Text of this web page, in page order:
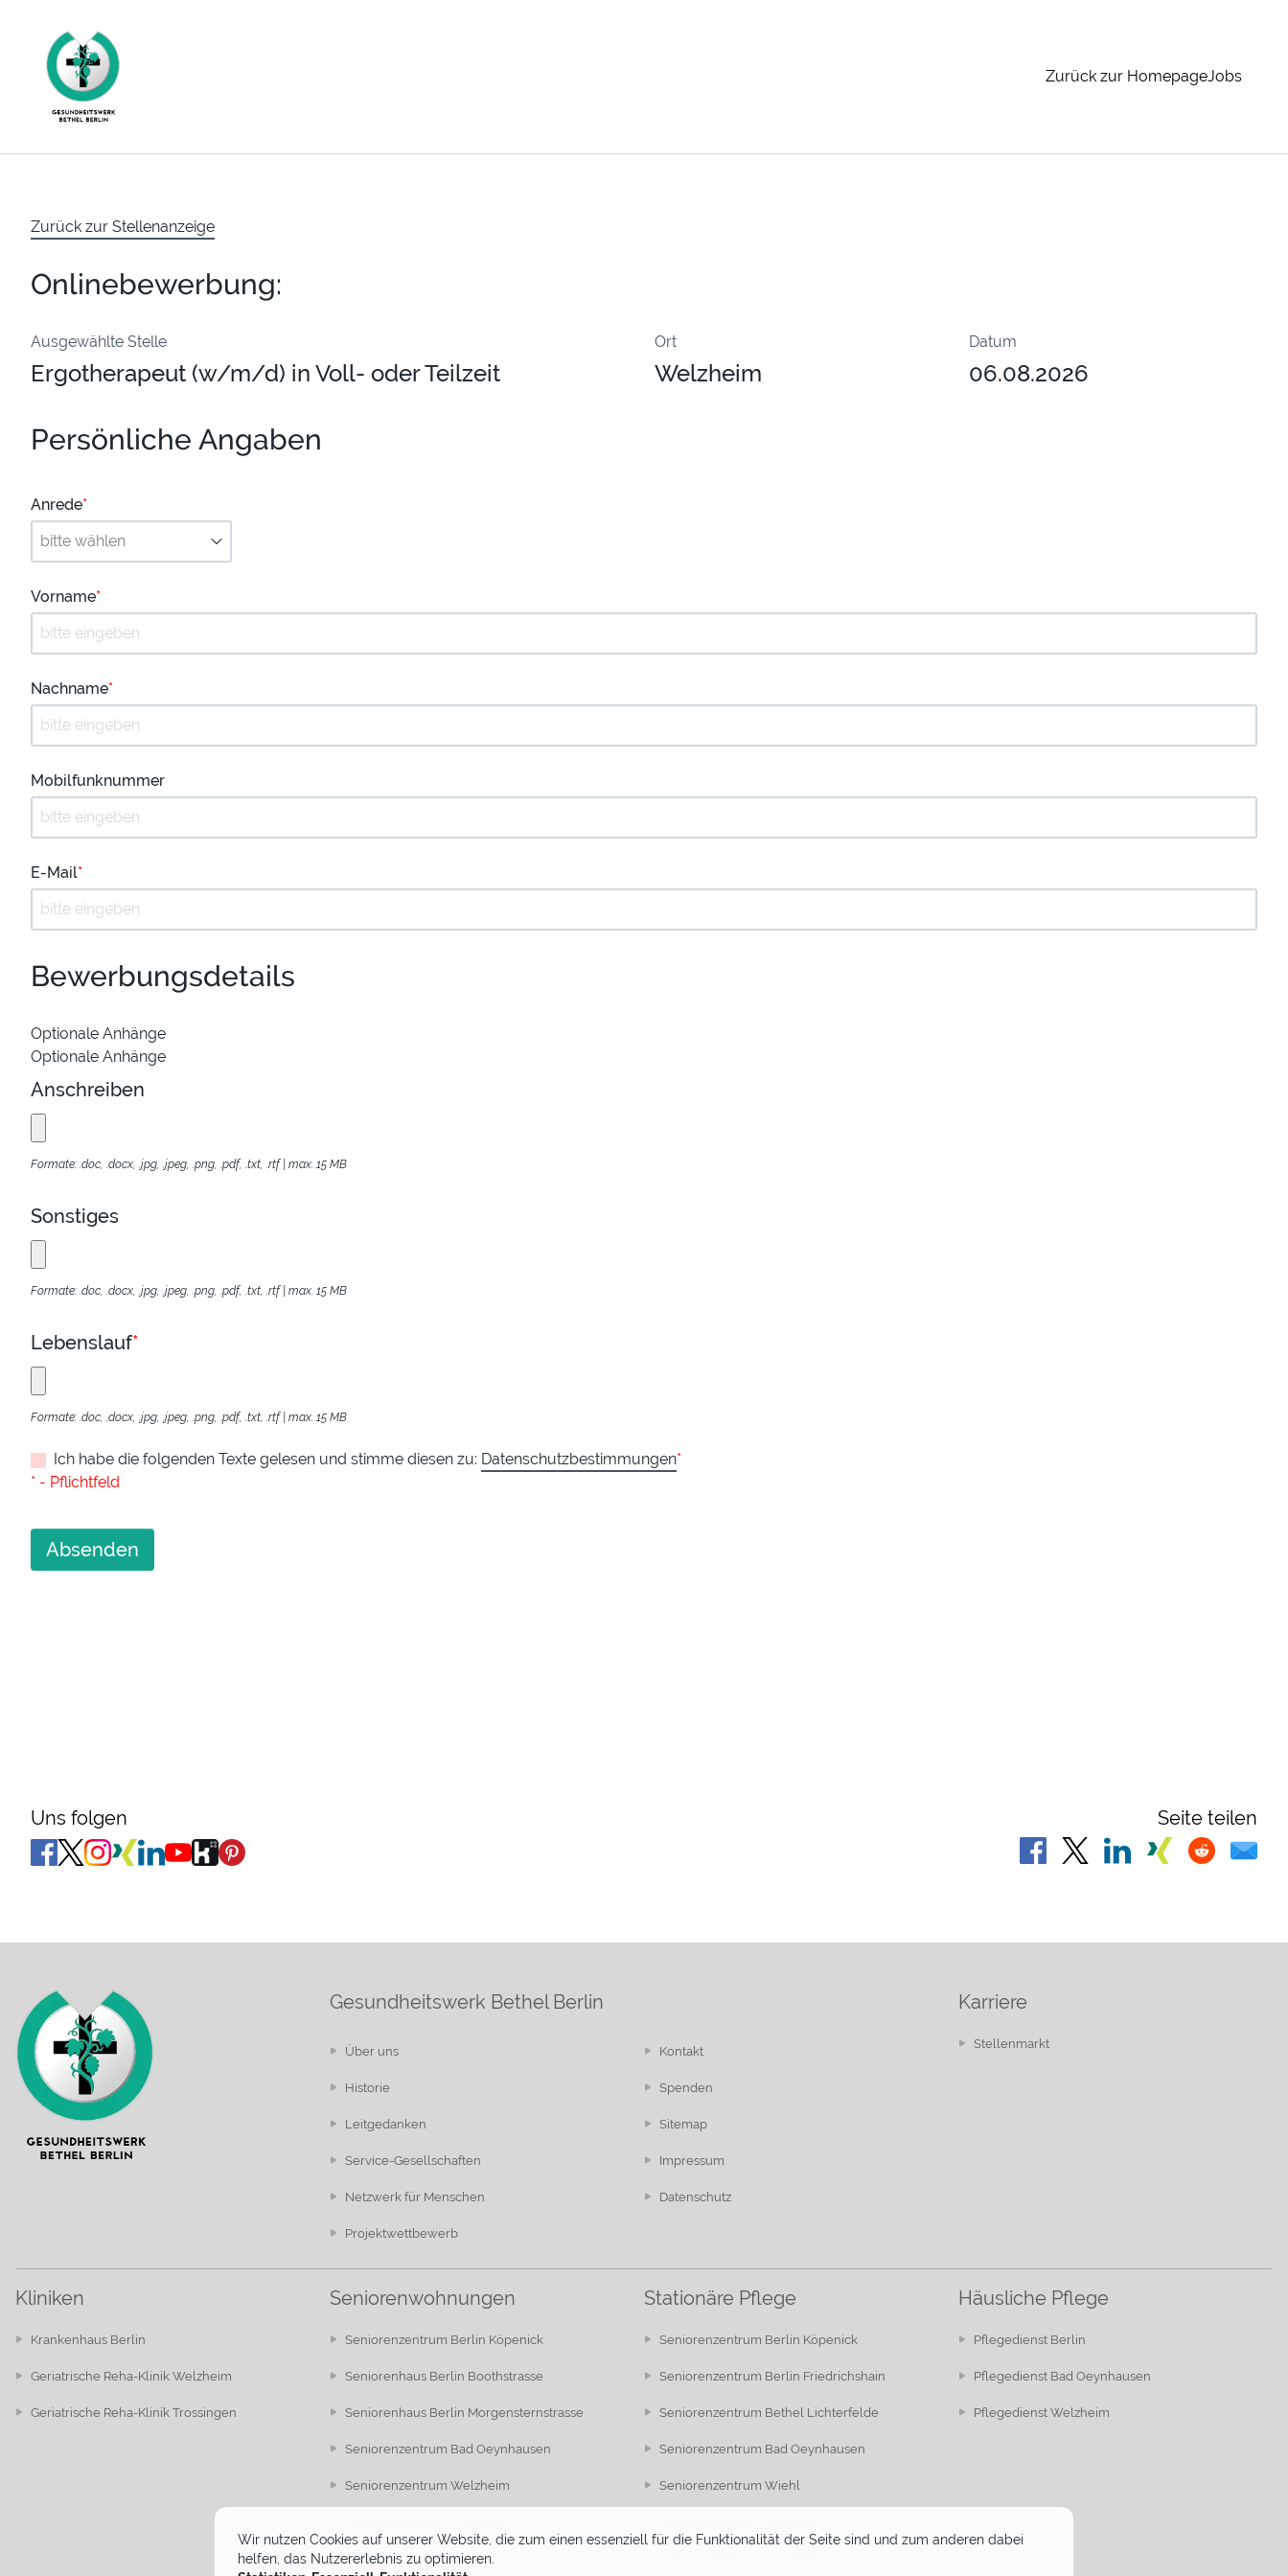
Zurück zur HomepageJobs
Zurück zur Stellenanzeige
Onlinebewerbung:
Ausgewählte Stelle
Ergotherapeut (w/m/d) in Voll- oder Teilzeit
Ort
Welzheim
Datum
06.08.2026
Persönliche Angaben
Anrede*
Vorname*
Nachname*
Mobilfunknummer
E-Mail*
Bewerbungsdetails
Optionale Anhänge
Optionale Anhänge
Anschreiben
Formate: .doc, .docx, .jpg, .jpeg, .png, .pdf, .txt, .rtf | max. 15 MB
Sonstiges
Formate: .doc, .docx, .jpg, .jpeg, .png, .pdf, .txt, .rtf | max. 15 MB
Lebenslauf*
Formate: .doc, .docx, .jpg, .jpeg, .png, .pdf, .txt, .rtf | max. 15 MB
*
Ich habe die folgenden Texte gelesen und stimme diesen zu: Datenschutzbestimmungen
* - Pflichtfeld
Absenden
Uns folgen Seite teilen
Gesundheitswerk Bethel Berlin
Über uns
Historie
Leitgedanken
Service-Gesellschaften
Netzwerk für Menschen
Projektwettbewerb
Kontakt
Spenden
Sitemap
Impressum
Datenschutz
Karriere
Stellenmarkt
Kliniken
Krankenhaus Berlin
Geriatrische Reha-Klinik Welzheim
Geriatrische Reha-Klinik Trossingen
Seniorenwohnungen
Seniorenzentrum Berlin Köpenick
Seniorenhaus Berlin Boothstrasse
Seniorenhaus Berlin Morgensternstrasse
Seniorenzentrum Bad Oeynhausen
Seniorenzentrum Welzheim
Stationäre Pflege
Seniorenzentrum Berlin Köpenick
Seniorenzentrum Berlin Friedrichshain
Seniorenzentrum Bethel Lichterfelde
Seniorenzentrum Bad Oeynhausen
Seniorenzentrum Wiehl
Häusliche Pflege
Pflegedienst Berlin
Pflegedienst Bad Oeynhausen
Pflegedienst Welzheim
Wir nutzen Cookies auf unserer Website, die zum einen essenziell für die Funktionalität der Seite sind und zum anderen dabei
helfen, das Nutzererlebnis zu optimieren.